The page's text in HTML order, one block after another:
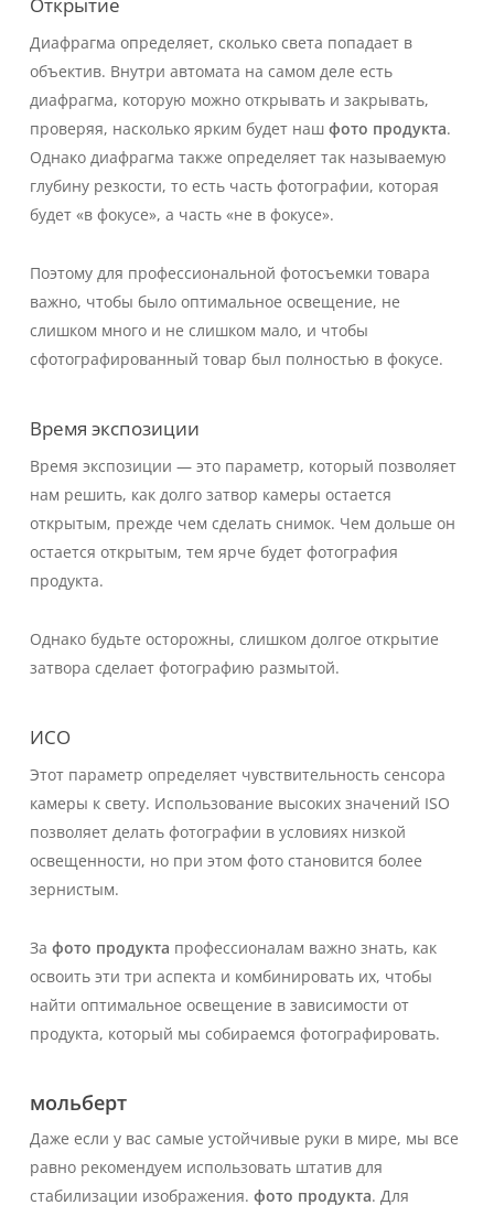
Диафрагма определяет, сколько света попадает в
объектив. Внутри автомата на самом деле есть
диафрагма, которую можно открывать и закрывать,
проверяя, насколько ярким будет наш фото продукта.
Однако диафрагма также определяет так называемую
глубину резкости, то есть часть фотографии, которая
будет «в фокусе», а часть «не в фокусе».
Поэтому для профессиональной фотосъемки товара
важно, чтобы было оптимальное освещение, не
слишком много и не слишком мало, и чтобы
сфотографированный товар был полностью в фокусе.
Время экспозиции
Время экспозиции — это параметр, который позволяет
нам решить, как долго затвор камеры остается
открытым, прежде чем сделать снимок. Чем дольше он
остается открытым, тем ярче будет фотография
продукта.
Однако будьте осторожны, слишком долгое открытие
затвора сделает фотографию размытой.
ИСО
Этот параметр определяет чувствительность сенсора
камеры к свету. Использование высоких значений ISO
позволяет делать фотографии в условиях низкой
освещенности, но при этом фото становится более
зернистым.
За фото продукта профессионалам важно знать, как
освоить эти три аспекта и комбинировать их, чтобы
найти оптимальное освещение в зависимости от
продукта, который мы собираемся фотографировать.
мольберт
Даже если у вас самые устойчивые руки в мире, мы все
равно рекомендуем использовать штатив для
стабилизации изображения. фото продукта. Для